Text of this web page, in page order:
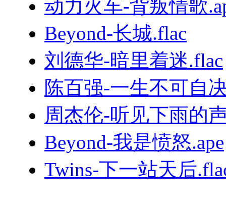
动力火车-背叛情歌
Beyond-长城.flac
刘德华-暗里着迷.flac
陈百强-一生不可自
周杰伦-听见下雨的
Beyond-我是愤怒.ape
Twins-下一站天后